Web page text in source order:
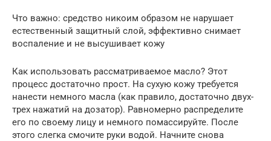
Что важно: средство никоим образом не нарушает
естественный защитный слой, эффективно снимает
воспаление и не высушивает кожу
Как использовать рассматриваемое масло? Этот
процесс достаточно прост. На сухую кожу требуется
нанести немного масла (как правило, достаточно двух-
трех нажатий на дозатор). Равномерно распределите
его по своему лицу и немного помассируйте. После
этого слегка смочите руки водой. Начните снова